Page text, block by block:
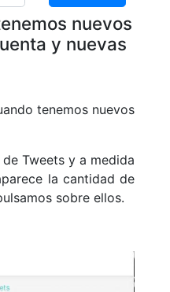
nuevos
y nuevas
tenemos nuevos
Tweets y a medida
la cantidad de
sobre ellos.